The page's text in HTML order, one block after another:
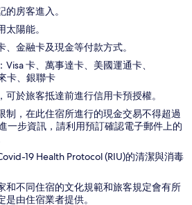
房客進入。
陽能。
、金融卡及現金等付款方式。
卡、萬事達卡、美國運通卡、
卡、銀聯卡
可於旅客抵達前進行信用卡預授權。
制，在此住宿所進行的現金交易不得超過
一步資訊，請利用預訂確認電子郵件上的
19 Health Protocol (RIU)的清潔與消毒
和不同住宿的文化規範和旅客規定會有所
由住宿業者提供。